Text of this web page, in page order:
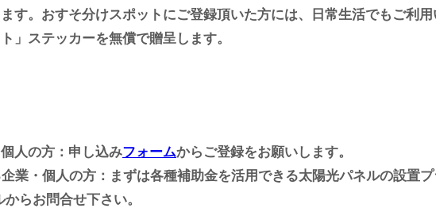
す。おすそ分けスポットにご登録頂いた方には、日常生活でもご利
」ステッカーを無償で贈呈します。
人の方：申し込みフォームからご登録をお願いします。
業・個人の方：まずは各種補助金を活用できる太陽光パネルの設置
らお問合せ下さい。